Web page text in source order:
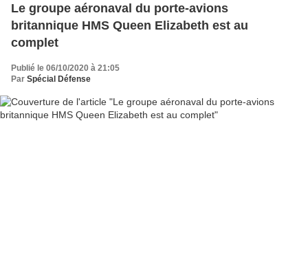
Le groupe aéronaval du porte-avions
britannique HMS Queen Elizabeth est au
complet
Publié le 06/10/2020 à 21:05
Par Spécial Défense